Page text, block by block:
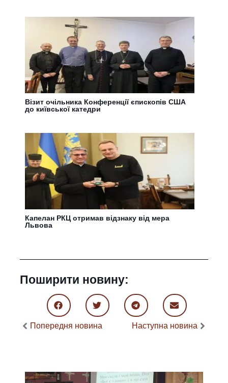
Візит очільника Конференції єпископів США
до київської катедри
Капелан РКЦ отримав відзнаку від мера
Львова
Поширити новину:
Попередня новина Наступна новина